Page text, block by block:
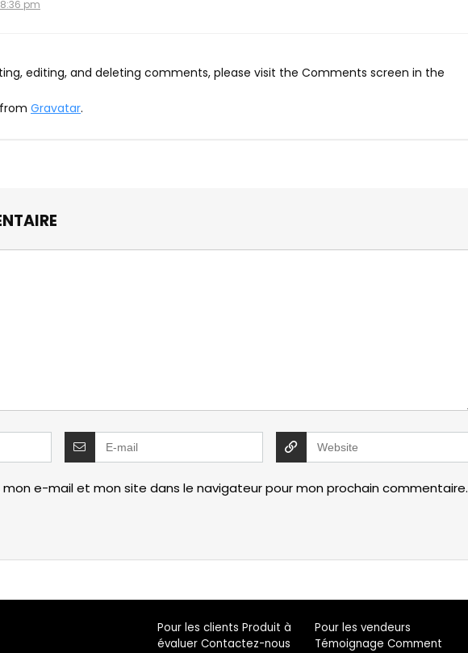
pm
editing, and deleting comments, please visit the Comments screen in the
Gravatar.
mon e-mail et mon site dans le navigateur pour mon prochain commentaire.
Pour les clients Produit à
évaluer Contactez-nous
Pour les vendeurs
Témoignage Comment